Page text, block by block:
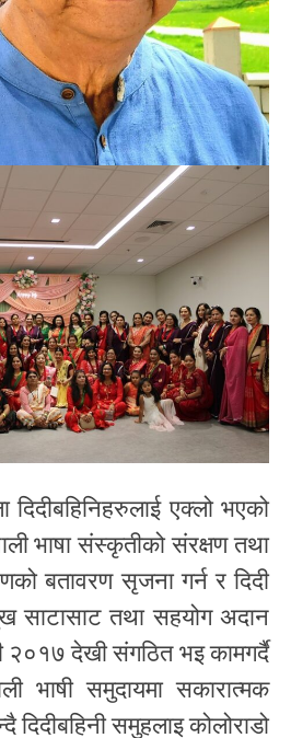
दिदीबहिनिहरुलाई एक्लो भएको
भाषा संस्कृतीको संरक्षण तथा
बतावरण सृजना गर्न र दिदी
साटासाट तथा सहयोग अदान
२०१७ देखी संगठित भइ कामगर्दै
भाषी समुदायमा सकारात्मक
दिदीबहिनी समुहलाइ कोलोराडो